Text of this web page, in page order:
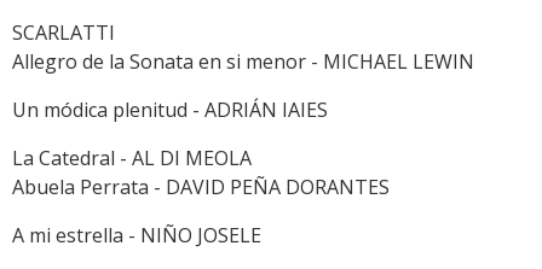
SCARLATTI
Allegro de la Sonata en si menor - MICHAEL LEWIN
Un módica plenitud - ADRIÁN IAIES
La Catedral - AL DI MEOLA
Abuela Perrata - DAVID PEÑA DORANTES
A mi estrella - NIÑO JOSELE